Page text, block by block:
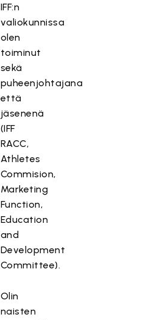
IFF:n
valiokunnissa
olen
toiminut
sekä
puheenjohtajana
että
jäsenenä
(IFF
RACC,
Athletes
Commision,
Marketing
Function,
Education
and
Development
Committee).
Olin
naisten